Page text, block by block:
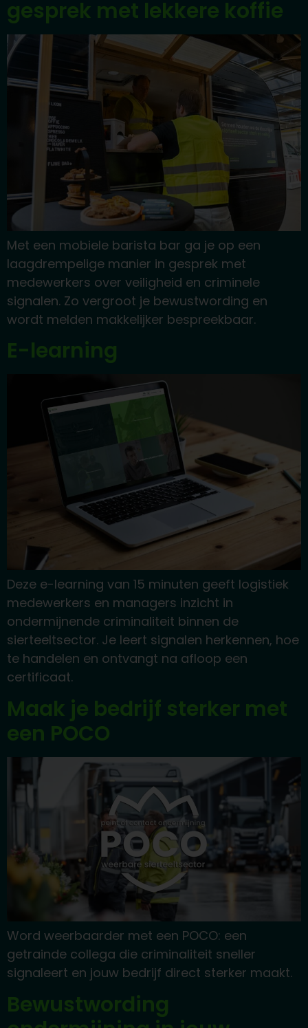
gesprek met lekkere koffie
Met een mobiele barista bar ga je op een
laagdrempelige manier in gesprek met
medewerkers over veiligheid en criminele
signalen. Zo vergroot je bewustwording en
wordt melden makkelijker bespreekbaar.
E-learning
Deze e-learning van 15 minuten geeft logistiek
medewerkers en managers inzicht in
ondermijnende criminaliteit binnen de
sierteeltsector. Je leert signalen herkennen, hoe
te handelen en ontvangt na afloop een
certificaat.
Maak je bedrijf sterker met
een POCO
Word weerbaarder met een POCO: een
getrainde collega die criminaliteit sneller
signaleert en jouw bedrijf direct sterker maakt.
Bewustwording